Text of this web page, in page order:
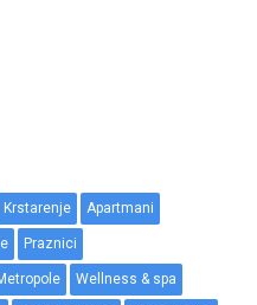
Krstarenje Apartmani
Praznici
Wellness & spa